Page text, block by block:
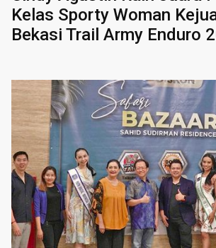
Kelas Sporty Woman
Bekasi Trail Army Enduro